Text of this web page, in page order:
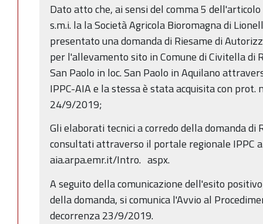
Dato atto che, ai sensi del comma 5
s.m.i. la la Società Agricola Bioromagna di
presentato una domanda di Riesame di
per l'allevamento sito in Comune di Civitella di
San Paolo in loc. San Paolo in Aquilano
IPPC-AIA e la stessa è stata acquisita con
24/9/2019;
Gli elaborati tecnici a corredo della domanda di
consultati attraverso il portale regionale IPPC
aia.arpa.emr.it/Intro. aspx.
A seguito della comunicazione dell'esito
della domanda, si comunica l'Avvio al
decorrenza 23/9/2019.